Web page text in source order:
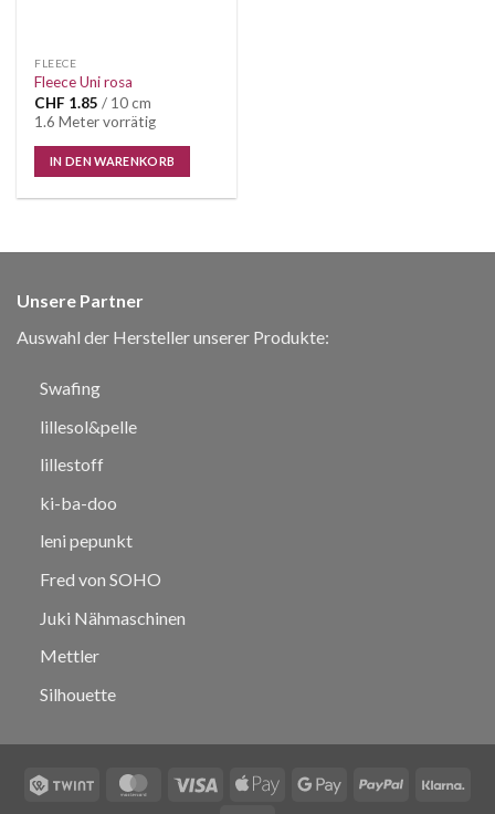
FLEECE
Fleece Uni rosa
CHF 1.85 / 10 cm
1.6 Meter vorrätig
IN DEN WARENKORB
Unsere Partner
Auswahl der Hersteller unserer Produkte:
Swafing
lillesol&pelle
lillestoff
ki-ba-doo
leni pepunkt
Fred von SOHO
Juki Nähmaschinen
Mettler
Silhouette
Twint MasterCard
Visa
Apple
Google PayPal